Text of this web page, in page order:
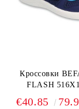
Кроссовки
FLASH
€40.85